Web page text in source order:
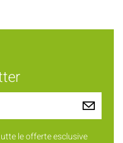
le offerte esclusive